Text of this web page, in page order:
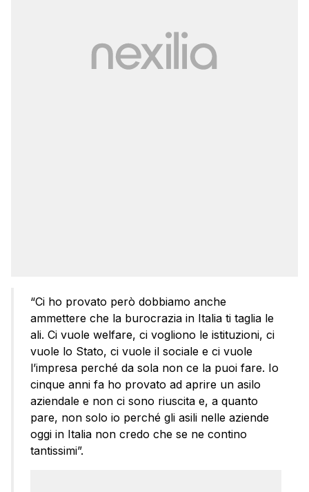
“Ci ho provato però dobbiamo anche
ammettere che la burocrazia in Italia ti taglia le
ali. Ci vuole welfare, ci vogliono le istituzioni, ci
vuole lo Stato, ci vuole il sociale e ci vuole
l’impresa perché da sola non ce la puoi fare. Io
cinque anni fa ho provato ad aprire un asilo
aziendale e non ci sono riuscita e, a quanto
pare, non solo io perché gli asili nelle aziende
oggi in Italia non credo che se ne contino
tantissimi”.